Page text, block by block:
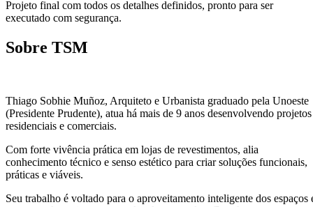
Projeto final com todos os detalhes definidos, pronto para ser
executado com segurança.
Sobre TSM
Thiago Sobhie Muñoz, Arquiteto e Urbanista graduado pela Unoeste
(Presidente Prudente), atua há mais de 9 anos desenvolvendo projetos
residenciais e comerciais.
Com forte vivência prática em lojas de revestimentos, alia
conhecimento técnico e senso estético para criar soluções funcionais,
práticas e viáveis.
Seu trabalho é voltado para o aproveitamento inteligente dos espaços